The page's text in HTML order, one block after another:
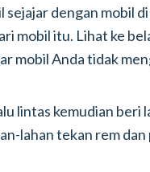
sejajar dengan mobil
mobil itu. Lihat ke
mobil Anda tidak
lintas kemudian beri
lahan tekan rem